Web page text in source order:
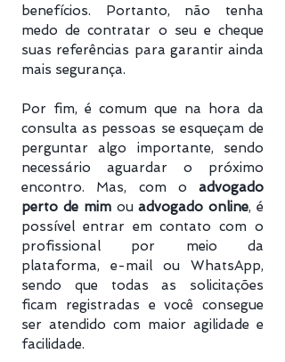
benefícios. Portanto, não tenha
medo de contratar o seu e cheque
suas referências para garantir ainda
mais segurança.
Por fim, é comum que na hora da
consulta as pessoas se esqueçam de
perguntar algo importante, sendo
necessário aguardar o próximo
encontro. Mas, com o advogado
perto de mim ouadvogado online, é
possível entrar em contato com o
profissional por meio da
plataforma, e-mail ou WhatsApp,
sendo que todas as solicitações
ficam registradas e você consegue
ser atendido com maior agilidade e
facilidade.